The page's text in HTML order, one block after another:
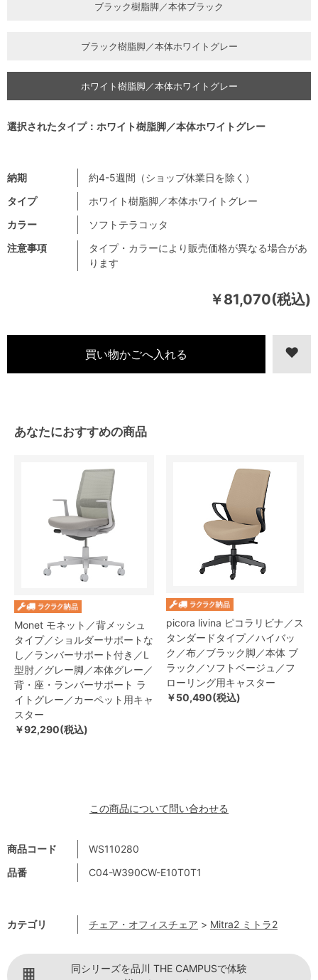
￥81,070(税込)
商品コード
WS110280
品番
C04-W390CW-E10T0T1
カテゴリ チェア・オフィスチェア > Mitra2 ミトラ2
注意事項
タイプ・カラーにより販売価格が異なる場合があ
ります
納期
約4-5週間（ショップ休業日を除く）
タイプ
ホワイト樹脂脚／本体ホワイトグレー
カラー
ソフトテラコッタ
ブラック樹脂脚／本体ブラック
ブラック樹脂脚／本体ホワイトグレー
ホワイト樹脂脚／本体ホワイトグレー
選択されたタイプ：ホワイト樹脂脚／本体ホワイトグレー
あなたにおすすめの商品
Monet モネット／背メッシュ
タイプ／ショルダーサポートな
し／ランバーサポート付き／L
型肘／グレー脚／本体グレー／
背・座・ランバーサポート ラ
イトグレー／カーペット用キャ
スター
￥92,290(税込)
picora livina ピコラリビナ／ス
タンダードタイプ／ハイバッ
ク／布／ブラック脚／本体 ブ
ラック／ソフトベージュ／フ
ローリング用キャスター
￥50,490(税込)
この商品について問い合わせる
同シリーズを品川 THE CAMPUSで体験